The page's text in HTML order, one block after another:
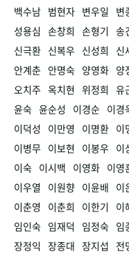
백수남 범현자 변우일 변
성용심 손창희 손형기 송
신극환 신복우 신성희 신
안계춘 안명숙 양영화 양
오치주 옥치현 위정희 유
윤숙 윤순성 이경순 이경
이덕성
이만영 이명환 이
이병무 이보현 이봉우 이
이숙 이시백 이영화 이영
이우열
이원향 이윤배 이
이춘영
이춘희 이한기 이
임인숙 임재덕 임정숙 임
장정익 장종대 장지섭 전